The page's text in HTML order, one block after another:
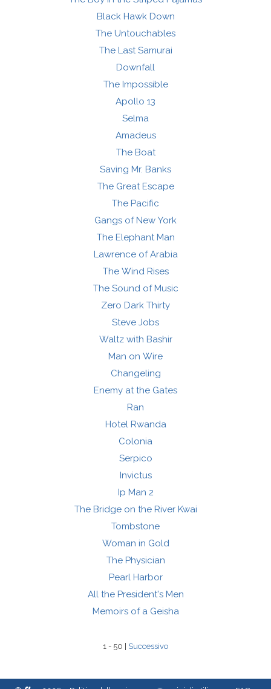
Black Hawk Down
The Untouchables
The Last Samurai
Downfall
The Impossible
Apollo 13
Selma
Amadeus
The Boat
Saving Mr. Banks
The Great Escape
The Pacific
Gangs of New York
The Elephant Man
Lawrence of Arabia
The Wind Rises
The Sound of Music
Zero Dark Thirty
Steve Jobs
Waltz with Bashir
Man on Wire
Changeling
Enemy at the Gates
Ran
Hotel Rwanda
Colonia
Serpico
Invictus
Ip Man 2
The Bridge on the River Kwai
Tombstone
Woman in Gold
The Physician
Pearl Harbor
All the President's Men
Memoirs of a Geisha
1 - 50 | Successivo